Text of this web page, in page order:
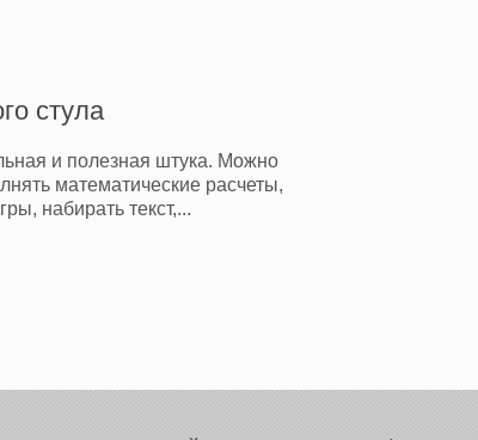
стула
и полезная штука. Можно
математические расчеты,
набирать текст,...